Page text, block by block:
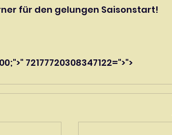
für den gelungen Saisonstart!
72177720308347122=">">